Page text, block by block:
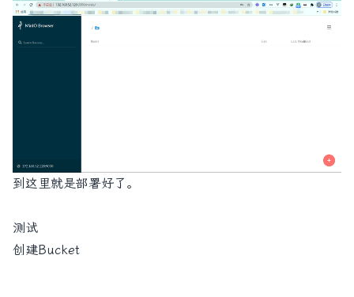
到这里就是部署好了。
测试
创建Bucket